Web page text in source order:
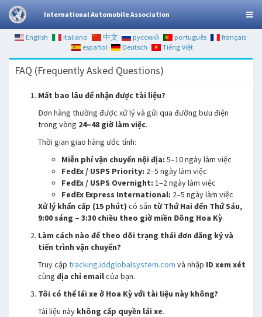
International Automobile Association
English italiano 中文 русский português
français
español
Deutsch Tiếng Việt
FAQ (Frequently Asked Questions)
Mất bao lâu để nhận được tài liệu?
Đơn hàng thường được xử lý và gửi qua đường bưu điện
trong vòng 24–48 giờ làm việc.
Thời gian giao hàng ước tính:
Miễn phí vận chuyển nội địa: 5–10 ngày làm việc
FedEx / USPS Priority: 2–5 ngày làm việc
FedEx / USPS Overnight: 1–2 ngày làm việc
FedEx Express International: 2–5 ngày làm việc
Xử lý khẩn cấp (15 phút) có sẵn từ Thứ Hai đến Thứ Sáu,
9:00 sáng – 3:30 chiều theo giờ miền Đông Hoa Kỳ.
Làm cách nào để theo dõi trạng thái đơn đăng ký và
tiến trình vận chuyển?
Truy cập tracking.iddglobalsystem.com và nhập ID xem xét
cùng địa chỉ emailcủa bạn.
Tôi có thể lái xe ở Hoa Kỳ với tài liệu này không?
Tài liệu này không cấp quyền lái xe.